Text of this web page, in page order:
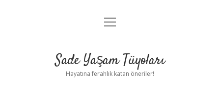
Anasayfa
Yasal Uyarı
menüyü
Sade Yaşam Tüyoları
Hayatına ferahlık katan öneriler!